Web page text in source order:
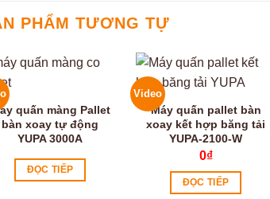
PHẨM TƯƠNG TỰ
quấn màng Pallet
bàn xoay tự động
YUPA 3000A
ĐỌC TIẾP
Video
Máy quấn pallet bàn
xoay kết hợp băng tải
YUPA-2100-W
0₫
ĐỌC TIẾP